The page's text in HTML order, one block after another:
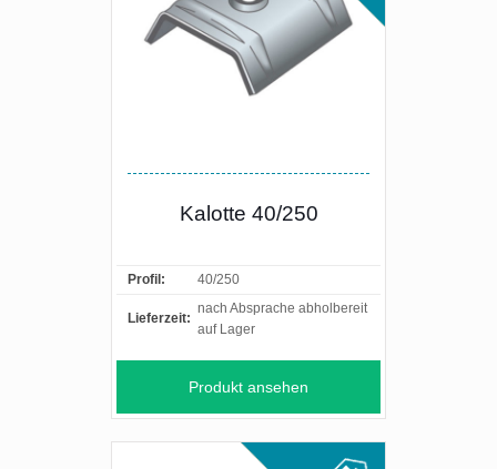
Kalotte 40/250
Profil: 40/250
Lieferzeit:
nach Absprache abholbereit
auf Lager
Produkt ansehen